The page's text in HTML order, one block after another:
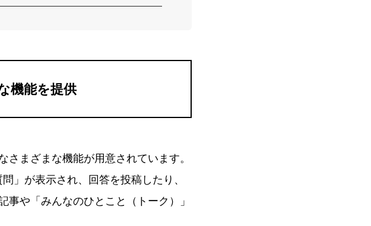
機能を提供
まざまな機能が用意されています。
」が表示され、回答を投稿したり、
や「みんなのひとこと（トーク）」